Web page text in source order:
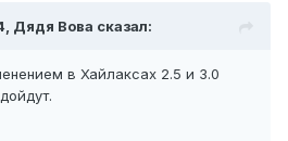
Дядя Вова сказал:
в Хайлаксах 2.5 и 3.0